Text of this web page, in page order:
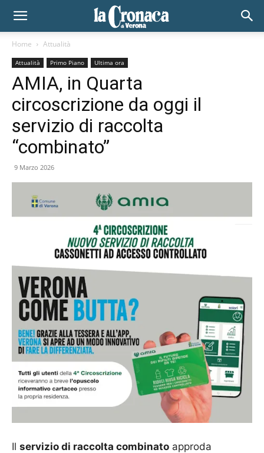
Home Attualità
Attualità Primo Piano Ultima ora
AMIA, in Quarta
circoscrizione da oggi il
servizio di raccolta
“combinato”
9 Marzo 2026
Il servizio di raccolta combinato approda